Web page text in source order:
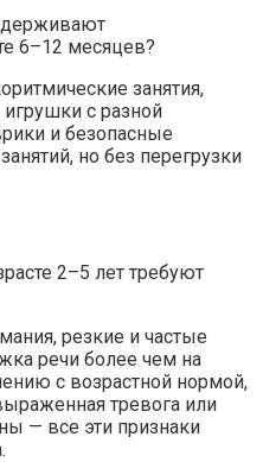
6–12 месяцев?
занятия,
с разной
и безопасные
но без перегрузки
2–5 лет требуют
резкие и частые
речи более чем на
с возрастной нормой,
тревога или
— все эти признаки